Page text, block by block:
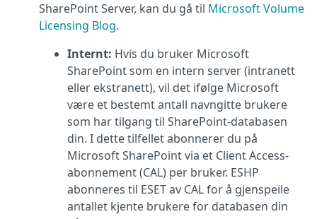
SharePoint Server, kan du gå til Microsoft Volume
Licensing Blog.
Internt: Hvis du bruker Microsoft
SharePoint som en intern server (intranett
eller ekstranett), vil det ifølge Microsoft
være et bestemt antall navngitte brukere
som har tilgang til SharePoint-databasen
din. I dette tilfellet abonnerer du på
Microsoft SharePoint via et Client Access-
abonnement (CAL) per bruker. ESHP
abonneres til ESET av CAL for å gjenspeile
antallet kjente brukere for databasen din